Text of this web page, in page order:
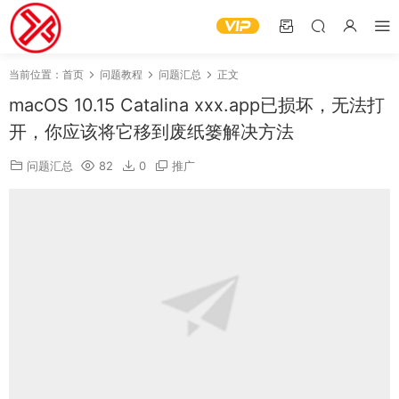
当前位置： 首页 问题教程 问题汇总 正文
macOS 10.15 Catalina xxx.app已损坏，无法打
开，你应该将它移到废纸篓解决方法
问题汇总 82 0 推广